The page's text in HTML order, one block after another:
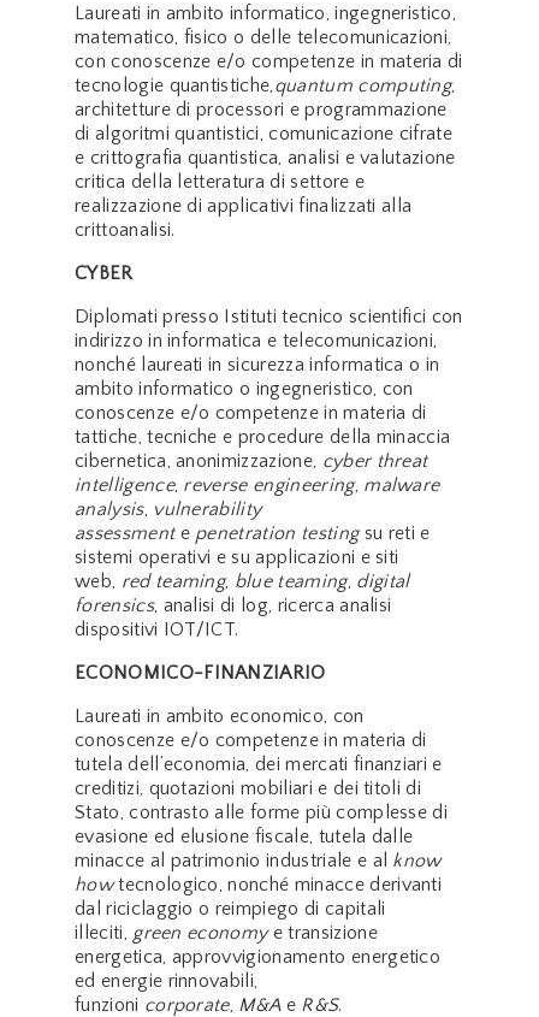
Laureati in ambito informatico, ingegneristico,
matematico, fisico o delle telecomunicazioni,
con conoscenze e/o competenze in materia di
tecnologie quantistiche,quantum computing,
architetture di processori e programmazione
di algoritmi quantistici, comunicazione cifrate
e crittografia quantistica, analisi e valutazione
critica della letteratura di settore e
realizzazione di applicativi finalizzati alla
crittoanalisi.
CYBER
Diplomati presso Istituti tecnico scientifici con
indirizzo in informatica e telecomunicazioni,
nonché laureati in sicurezza informatica o in
ambito informatico o ingegneristico, con
conoscenze e/o competenze in materia di
tattiche, tecniche e procedure della minaccia
cibernetica, anonimizzazione, cyber threat
intelligence, reverse engineering, malware
analysis, vulnerability
assessmente penetration testingsu reti e
sistemi operativi e su applicazioni e siti
web, red teaming, blue teaming, digital
forensics, analisi di log, ricerca analisi
dispositivi IOT/ICT.
ECONOMICO-FINANZIARIO
Laureati in ambito economico, con
conoscenze e/o competenze in materia di
tutela dell’economia, dei mercati finanziari e
creditizi, quotazioni mobiliari e dei titoli di
Stato, contrasto alle forme più complesse di
evasione ed elusione fiscale, tutela dalle
minacce al patrimonio industriale e al know
howtecnologico, nonché minacce derivanti
dal riciclaggio o reimpiego di capitali
illeciti, green economye transizione
energetica, approvvigionamento energetico
ed energie rinnovabili,
funzioni corporate, M&Ae R&S.